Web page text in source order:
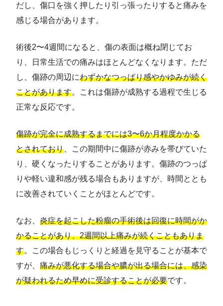
だし、傷口を強く押したり引っ張ったりすると痛みを
感じる場合があります。
術後2〜4週間になると、傷の表面は概ね閉じてお
り、日常生活での痛みはほとんどなくなります。ただ
し、傷跡の周辺にわずかなつっぱり感やかゆみが続く
ことがあります。これは傷跡が成熟する過程で生じる
正常な反応です。
傷跡が完全に成熟するまでには3〜6か月程度かかる
とされており 、この期間中に傷跡が赤みを帯びていた
り、硬くなったりすることがあります。傷跡のつっぱ
りや軽い違和感が残る場合もありますが、時間ととも
に改善されていくことがほとんどです。
なお、 炎症を起こした粉瘤の手術後は回復に時間がか
かることがあり、2週間以上痛みが続くこともありま
す。この場合もじっくりと経過を見守ることが基本で
すが、 痛みが悪化する場合や膿が出る場合には、感染
が疑われるため早めに受診することが必要です。